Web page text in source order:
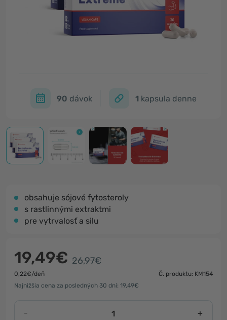
90 dávok 1 kapsula denne
obsahuje sójové fytosteroly
s rastlinnými extraktmi
pre vytrvalosť a silu
19,49€ 26,97€
0,22€/deň
Č. produktu: KM154
Najnižšia cena za posledných 30 dní: 19,49€
- +